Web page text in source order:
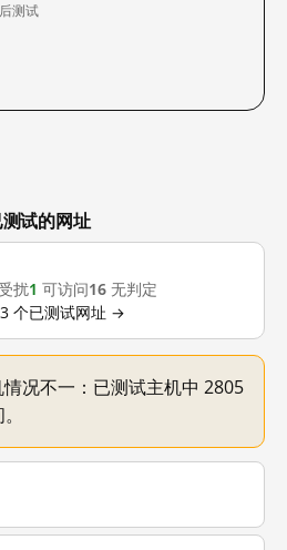
测试
试的网址
扰1 可访问16 无判定
个已测试网址 →
况不一：已测试主机中 2805